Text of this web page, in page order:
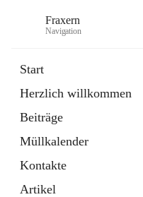
Fraxern
Navigation
Start
Herzlich willkommen
Beiträge
Müllkalender
Kontakte
Artikel
Ordner
in
Tab
Formulare
Artikel
öffnet
in
neuem
Tab